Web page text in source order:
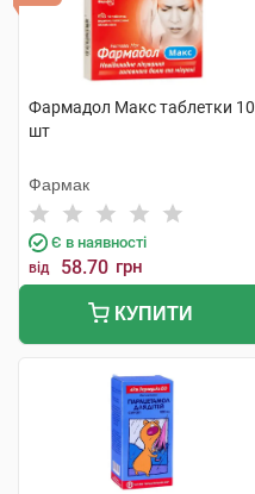
Фармадол Макс таблетки 10
шт
Фармак
Є в наявності
від 58.70 грн
КУПИТИ